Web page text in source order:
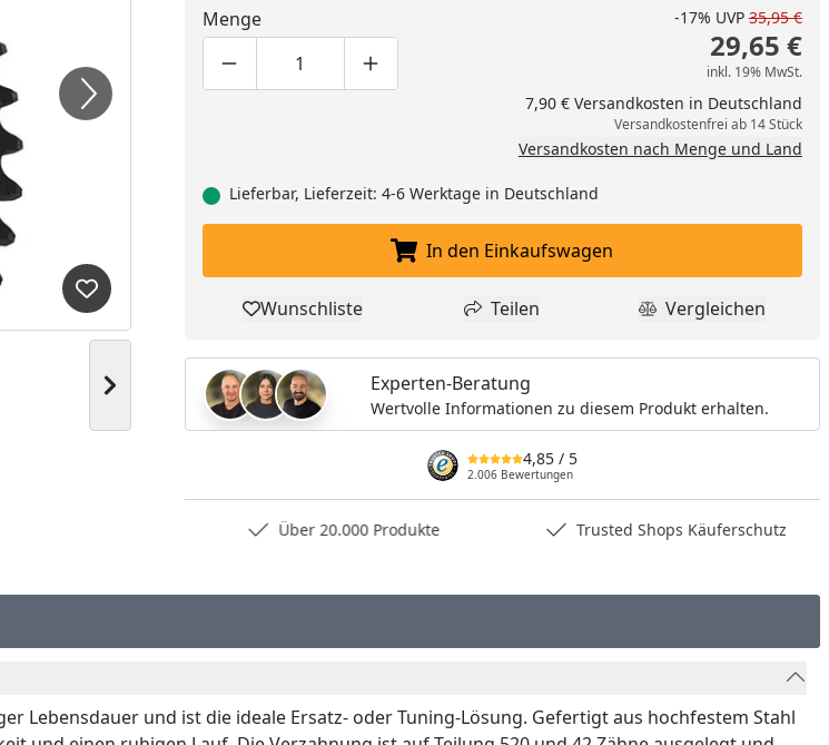
Nächstes Bild anzeigen
Produkt zur Wunschliste hinzufügen
Menge
Produktmenge um eins verringern
Produktmenge manuell eingeben
Produktmenge um eins erhöhen
-17% UVP 35,95 €
29,65 €
inkl. 19% MwSt.
7,90 € Versandkosten in Deutschland
Versandkostenfrei ab 14 Stück
Versandkosten nach Menge und Land
Lieferbar, Lieferzeit: 4-6 Werktage in Deutschland
In den Einkaufswagen legen
In den Einkaufswagen
Produkt zur Wunschliste hinzufügen
Wunschliste Teilen
Teilen Produkt
Vergleichen
Experten-Beratung
Wertvolle Informationen zu diesem Produkt erhalten.
4,85 / 5
2.006 Bewertungen
Über 20.000 Produkte Trusted Shops Käuferschutz
Lebensdauer und ist die ideale Ersatz- oder Tuning-Lösung. Gefertigt aus hochfestem Stahl